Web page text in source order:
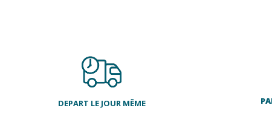
DEPART LE JOUR MÊME